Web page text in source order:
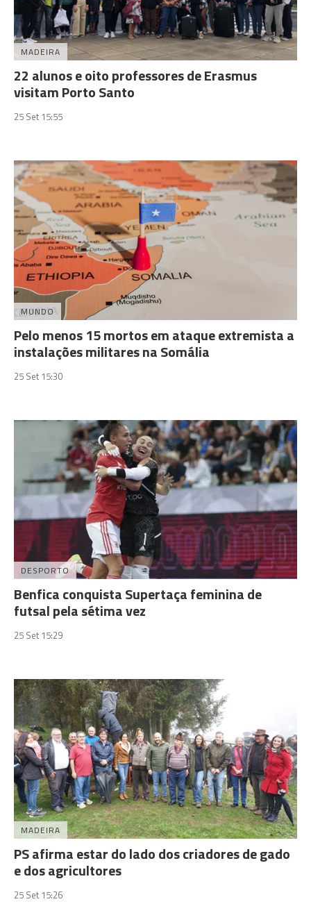
MADEIRA
22 alunos e oito professores de Erasmus
visitam Porto Santo
25 Set 15:55
MUNDO
Pelo menos 15 mortos em ataque extremista a
instalações militares na Somália
25 Set 15:30
DESPORTO
Benfica conquista Supertaça feminina de
futsal pela sétima vez
25 Set 15:29
MADEIRA
PS afirma estar do lado dos criadores de gado
e dos agricultores
25 Set 15:26